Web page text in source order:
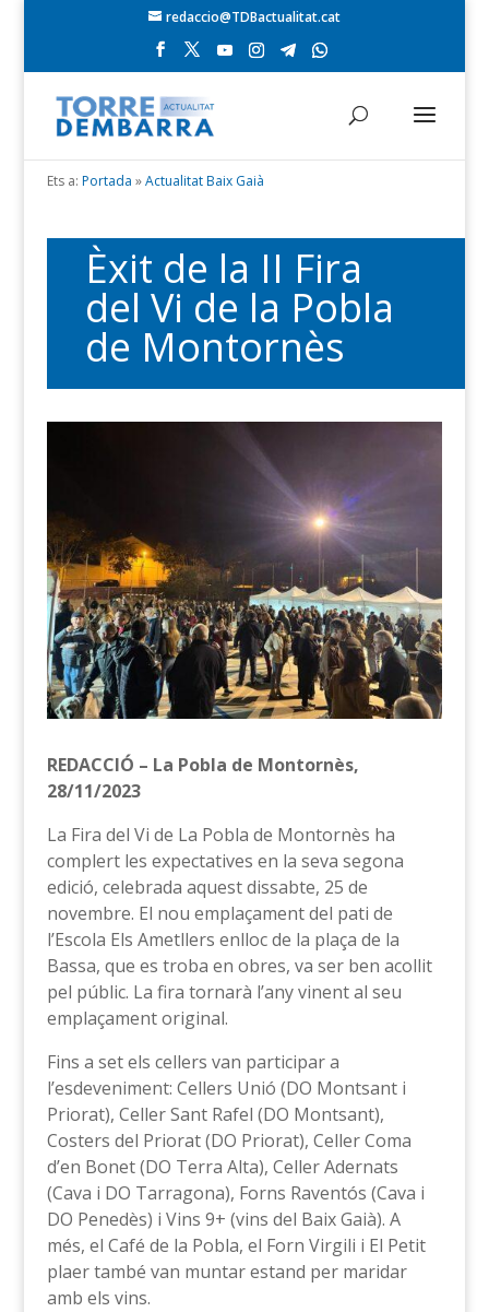
redaccio@TDBactualitat.cat
Ets a: Portada »Actualitat Baix Gaià
Èxit de la II Fira
del Vi de la Pobla
de Montornès
REDACCIÓ – La Pobla de Montornès,
28/11/2023
La Fira del Vi de La Pobla de Montornès ha
complert les expectatives en la seva segona
edició, celebrada aquest dissabte, 25 de
novembre. El nou emplaçament del pati de
l’Escola Els Ametllers enlloc de la plaça de la
Bassa, que es troba en obres, va ser ben acollit
pel públic. La fira tornarà l’any vinent al seu
emplaçament original.
Fins a set els cellers van participar a
l’esdeveniment: Cellers Unió (DO Montsant i
Priorat), Celler Sant Rafel (DO Montsant),
Costers del Priorat (DO Priorat), Celler Coma
d’en Bonet (DO Terra Alta), Celler Adernats
(Cava i DO Tarragona), Forns Raventós (Cava i
DO Penedès) i Vins 9+ (vins del Baix Gaià). A
més, el Café de la Pobla, el Forn Virgili i El Petit
plaer també van muntar estand per maridar
amb els vins.